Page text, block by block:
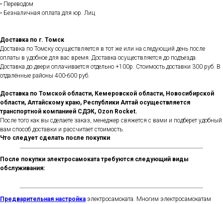
• Переводом
• Безналичная оплата для юр. Лиц
Доставка по г. Томск
Доставка по Томску осуществляется в тот же или на следующий день после
оплаты в удобное для вас время. Доставка осуществляется до подъезда.
Доставка до двери оплачивается отдельно +100р. Стоимость доставки 300 руб. В
отдалённые районы 400-600 руб.
Доставка по Томской области, Кемеровской области, Новосибирской
области, Алтайскому краю, Республики Алтай осуществляется
транспортной компанией СДЭК, Ozon Rocket.
После того как вы сделаете заказ, менеджер свяжется с вами и подберет удобный
вам способ доставки и рассчитает стоимость.
Что следует сделать после покупки
После покупки электросамоката требуются следующий виды
обслуживания:
Предварительная настройка электросамоката. Многим электросамокатам